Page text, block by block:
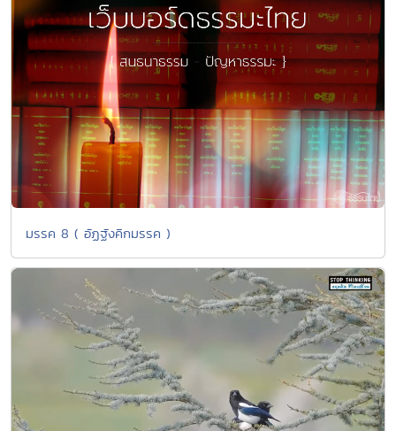
มรรค 8 ( อัฏฐังคิกมรรค )